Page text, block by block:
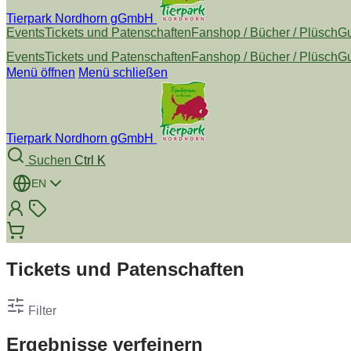
Tierpark Nordhorn gGmbH
EventsTickets und PatenschaftenFanshop / Bücher / Plüsch
EventsTickets und PatenschaftenFanshop / Bücher / Plüsch
Menü öffnen Menü schließen
Tierpark Nordhorn gGmbH
Suchen Ctrl K
EN
Tickets und Patenschaften
Filter
Ergebnisse verfeinern